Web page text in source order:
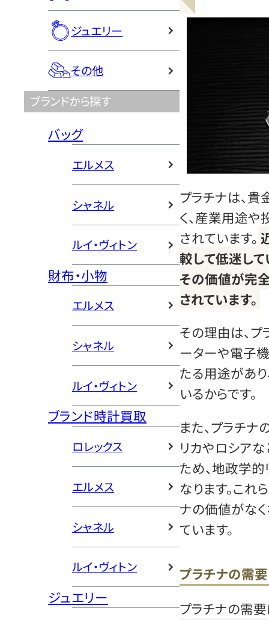
ジュエリー
その他
ブランドから探す
バッグ
エルメス
シャネル
ルイ・ヴィトン
財布・小物
エルメス
シャネル
ルイ・ヴィトン
ブランド時計買取
ロレックス
エルメス
シャネル
ルイ・ヴィトン
ジュエリー
プラチナは、
く、産業用途
されています。
較して低迷し
その価値が完
されています。
その理由は、
ーターや電子
たる用途があ
いるからです。
また、プラチナ
リカやロシア
ため、地政学
なります。これ
ナの価値がな
ています。
プラチナの需要
プラチナの需要